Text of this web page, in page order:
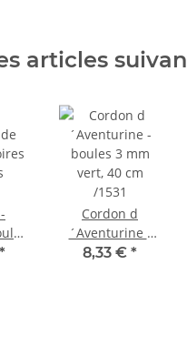
articles
*
Cordon d
´Aventurine -
boules 3 mm
8,33 € *